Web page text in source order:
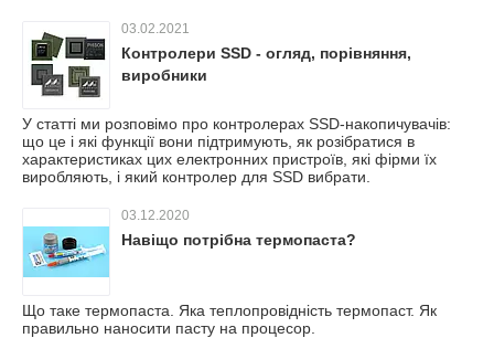
03.02.2021
Контролери SSD - огляд, порівняння,
виробники
У статті ми розповімо про контролерах SSD-накопичувачів:
що це і які функції вони підтримують, як розібратися в
характеристиках цих електронних пристроїв, які фірми їх
виробляють, і який контролер для SSD вибрати.
03.12.2020
Навіщо потрібна термопаста?
Що таке термопаста. Яка теплопровідність термопаст. Як
правильно наносити пасту на процесор.